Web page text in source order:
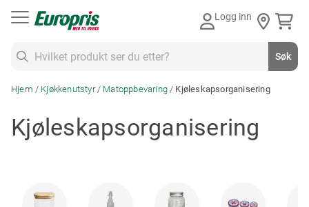
Logg inn
Søk
Hjem Kjøkkenutstyr Matoppbevaring Kjøleskapsorganisering
Kjøleskapsorganisering